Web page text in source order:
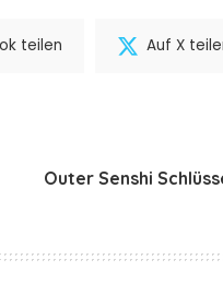
teilen Auf X
Outer Senshi